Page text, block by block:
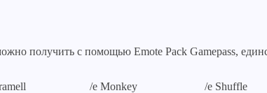
получить с помощью Emote Pack Gamepass,
/e Monkey /e Shuffle